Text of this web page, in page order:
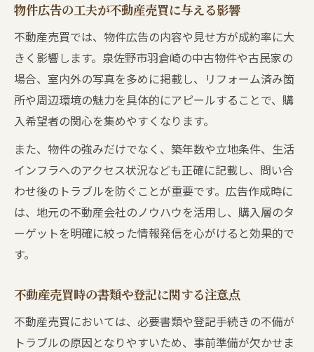
物件広告の工夫が不動産売買に与える影響
不動産売買では、物件広告の内容や見せ方が成約率に大
きく影響します。泉佐野市羽倉崎の中古物件や古民家の
場合、室内外の写真を多めに掲載し、リフォーム済み箇
所や周辺環境の魅力を具体的にアピールすることで、購
入希望者の関心を集めやすくなります。
また、物件の強みだけでなく、築年数や立地条件、生活
インフラへのアクセス状況なども正確に記載し、問い合
わせ後のトラブルを防ぐことが重要です。広告作成時に
は、地元の不動産会社のノウハウを活用し、購入層のタ
ーゲットを明確に絞った情報発信を心がけると効果的で
す。
不動産売買時の書類や登記に関する注意点
不動産売買においては、必要書類や登記手続きの不備が
トラブルの原因となりやすいため、事前準備が欠かせま